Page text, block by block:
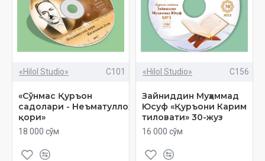
«Hilol Studio» C101
«Сўнмас Қуръон
садолари - Неъматуллоҳ
қори»
18 000 сўм
«Hilol Studio» C156
Зайниддин Муҳаммад
Юсуф «Қуръони Кaрим
тиловати» 30-жуз
16 000 сўм